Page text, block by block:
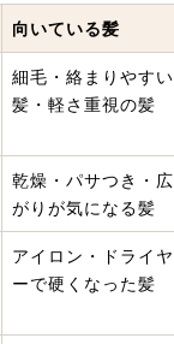
向いている髪
細毛・絡まりやすい
髪・軽さ重視の髪
乾燥・パサつき・広
がりが気になる髪
アイロン・ドライヤ
ーで硬くなった髪